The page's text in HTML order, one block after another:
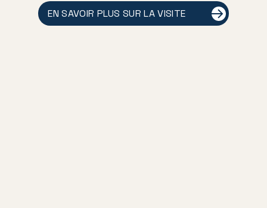
EN SAVOIR PLUS SUR LA VISITE